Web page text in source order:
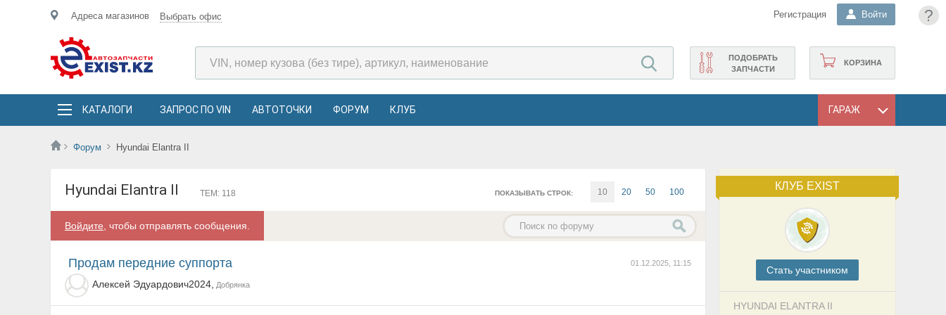
?
Адреса магазинов Выбрать офис Регистрация Войти
КОРЗИНА
ПОДОБРАТЬ
ЗАПЧАСТИ
КАТАЛОГИ ЗАПРОС ПО VIN АВТОТОЧКИ ФОРУМ КЛУБ ГАРАЖ
Форум Hyundai Elantra II
КЛУБ EXIST
Cтать участником
HYUNDAI ELANTRA II
Hyundai Elantra II ПОКАЗЫВАТЬ СТРОК: 10 20 50 100
ТЕМ: 118
Войдите , чтобы отправлять сообщения.
01.12.2025, 11:15
Продам передние суппорта
Алексей Эдуардович2024, Добрянка